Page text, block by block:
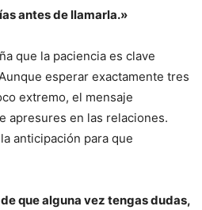
antes de llamarla.»
que la paciencia es clave
esperar exactamente tres
extremo, el mensaje
apresures en las relaciones.
anticipación para que
que alguna vez tengas dudas,